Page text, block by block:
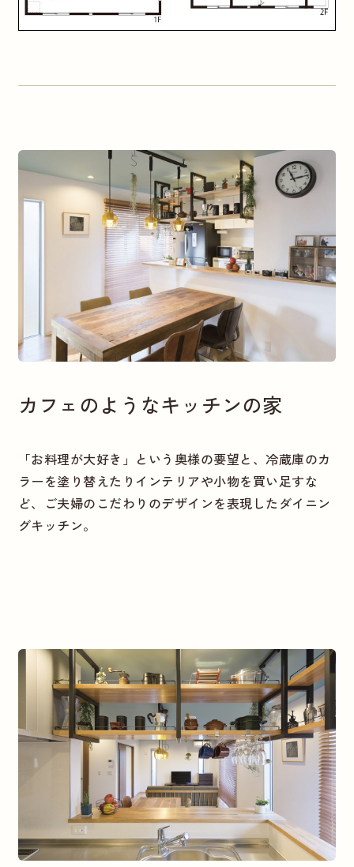
カフェのようなキッチンの家
「お料理が大好き」という奥様の要望と、冷蔵庫のカ
ラーを塗り替えたりインテリアや小物を買い足すな
ど、ご夫婦のこだわりのデザインを表現したダイニン
グキッチン。